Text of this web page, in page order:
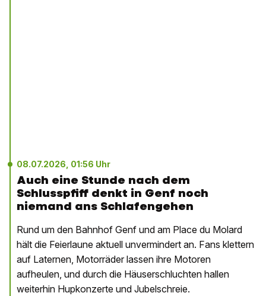
08.07.2026, 01:56 Uhr
Auch eine Stunde nach dem
Schlusspfiff denkt in Genf noch
niemand ans Schlafengehen
Rund um den Bahnhof Genf und am Place du Molard
hält die Feierlaune aktuell unvermindert an. Fans klettern
auf Laternen, Motorräder lassen ihre Motoren
aufheulen, und durch die Häuserschluchten hallen
weiterhin Hupkonzerte und Jubelschreie.